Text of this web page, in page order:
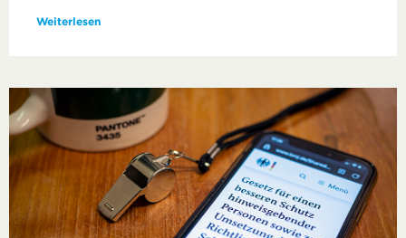
Weiterlesen